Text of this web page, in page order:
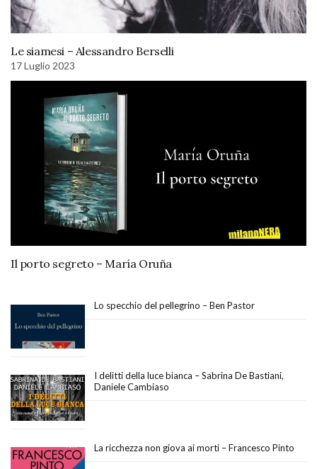
Le siamesi – Alessandro Berselli
17 Luglio 2023
Il porto segreto – María Oruña
Lo specchio del pellegrino – Ben Pastor
I delitti della luce bianca – Sabrina De Bastiani,
Daniele Cambiaso
La ricchezza non giova ai morti – Francesco Pinto